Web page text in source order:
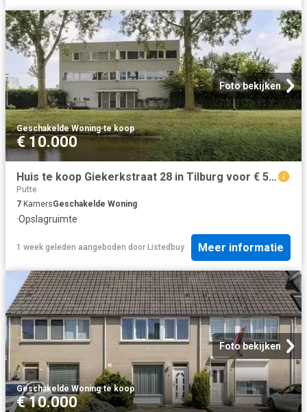
Foto bekijken
Geschakelde Woning·te koop
€ 10.000
Huis te koop Giekerkstraat 28 in Tilburg voor € 529.000
Putte
7 KamersGeschakelde Woning
·Opslagruimte
1 week geleden aangeboden door Listedbuy Meer informatie
Foto bekijken
Geschakelde Woning·te koop
€ 10.000